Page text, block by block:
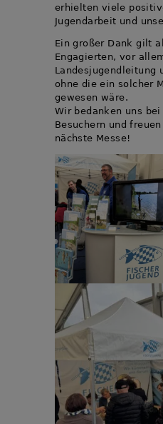
erhielten viele
Jugendarbeit und
Ein großer Dank gilt
Engagierten, vor
Landesjugendleitung
ohne die ein solcher
gewesen wäre.
Wir bedanken uns
Besuchern und
nächste Messe!